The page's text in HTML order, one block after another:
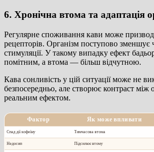
6. Хронічна втома та адаптація
Регулярне споживання кави може
рецепторів. Організм поступово зменшує
стимуляції. У такому випадку ефект
помітним, а втома — більш відчутною.
Кава сонливість у цій ситуації може не
безпосередньо, але створює контраст між
реальним ефектом.
Фактор Як може впливати
Спад дії кофеїну Тимчасова втома
Недосип Підсилює втому